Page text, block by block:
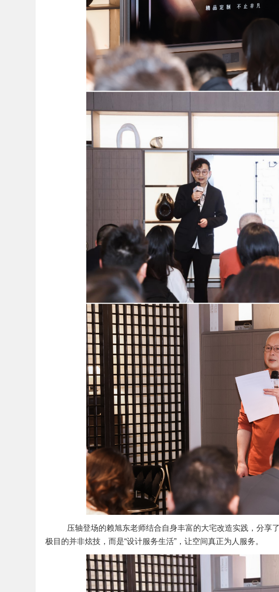
压轴登场的赖旭东老师结合自身丰富的大宅改造实践，分享了
极目的并非炫技，而是“设计服务生活”，让空间真正为人服务。